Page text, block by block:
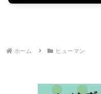
ホーム ヒューマン